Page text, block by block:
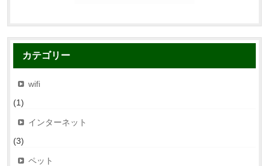
カテゴリー
wifi
(1)
インターネット
(3)
ペット